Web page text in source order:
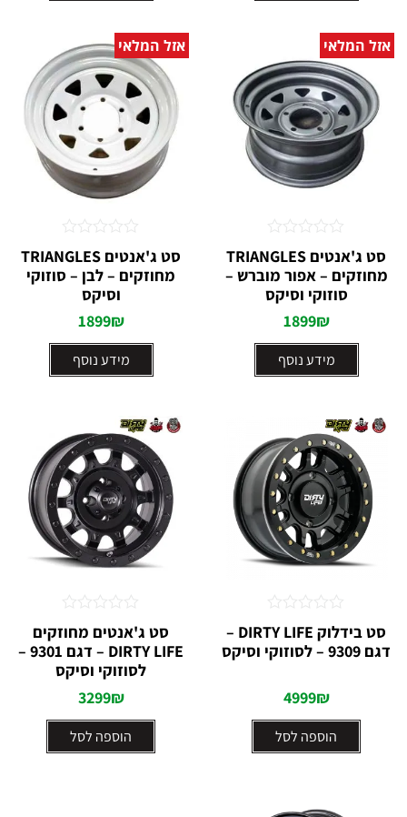
אזל המלאי
סט ג'אנטים TRIANGLES
מחוזקים – אפור מוברש –
סוזוקי וסיקס
1899₪
מידע נוסף
0
מתוך
5
אזל המלאי
סט ג'אנטים TRIANGLES
מחוזקים – לבן – סוזוקי
וסיקס
1899₪
מידע נוסף
0
מתוך
סט בידלוק DIRTY LIFE –
דגם 9309 – לסוזוקי וסיקס
4999₪
הוספה לסל
דורג
0
מתוך
סט ג'אנטים מחוזקים
DIRTY LIFE – דגם 9301 –
לסוזוקי וסיקס
3299₪
הוספה לסל
0
מתוך
5